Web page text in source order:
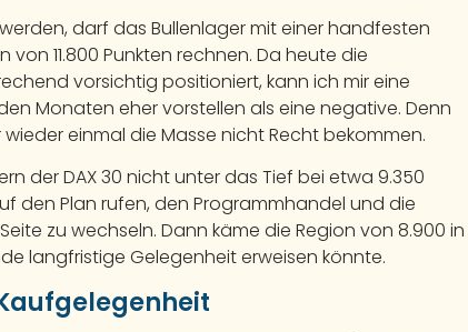
darf das Bullenlager mit einer handfesten
11.800 Punkten rechnen. Da heute die
vorsichtig positioniert, kann ich mir eine
Monaten eher vorstellen als eine negative. Denn
einmal die Masse nicht Recht bekommen.
der DAX 30 nicht unter das Tief bei etwa 9.350
den Plan rufen, den Programmhandel und die
zu wechseln. Dann käme die Region von 8.900 in
langfristige Gelegenheit erweisen könnte.